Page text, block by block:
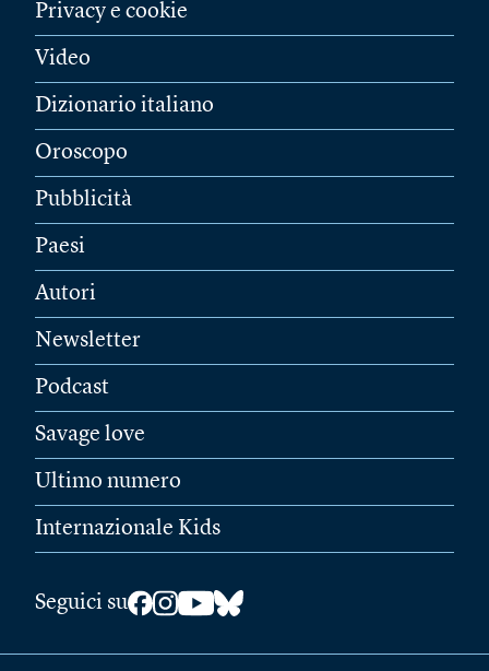
Privacy e cookie
Video
Dizionario italiano
Oroscopo
Pubblicità
Paesi
Autori
Newsletter
Podcast
Savage love
Ultimo numero
Internazionale Kids
Seguici su